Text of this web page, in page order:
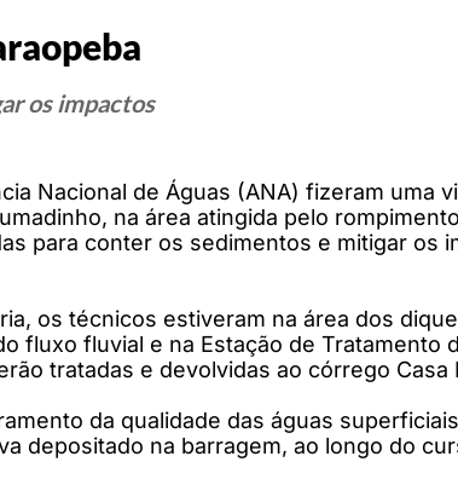
os impactos
Nacional de Águas (ANA) fizeram uma
na área atingida pelo
para conter os sedimentos e mitigar os
os técnicos estiveram na área dos
fluxo fluvial e na Estação de Tratamento
tratadas e devolvidas ao córrego
da qualidade das águas
depositado na barragem, ao longo do